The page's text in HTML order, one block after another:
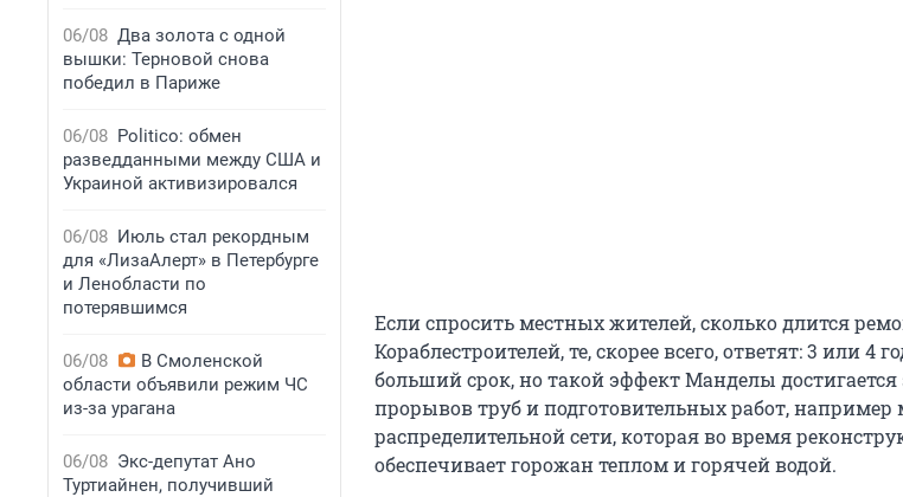
06/08 Два золота с одной
вышки: Терновой снова
победил в Париже
06/08 Politico: обмен
разведданными между США и
Украиной активизировался
06/08 Июль стал рекордным
для «ЛизаАлерт» в Петербурге
и Ленобласти по
потерявшимся
06/08
В Смоленской
области объявили режим ЧС
из-за урагана
06/08 Экс-депутат Ано
Туртиайнен, получивший
Если спросить местных жителей, сколько длится
Кораблестроителей, те, скорее всего, ответят: 3 или 4
больший срок, но такой эффект Манделы
прорывов труб и подготовительных работ,
распределительной сети, которая во время
обеспечивает горожан теплом и горячей водой.